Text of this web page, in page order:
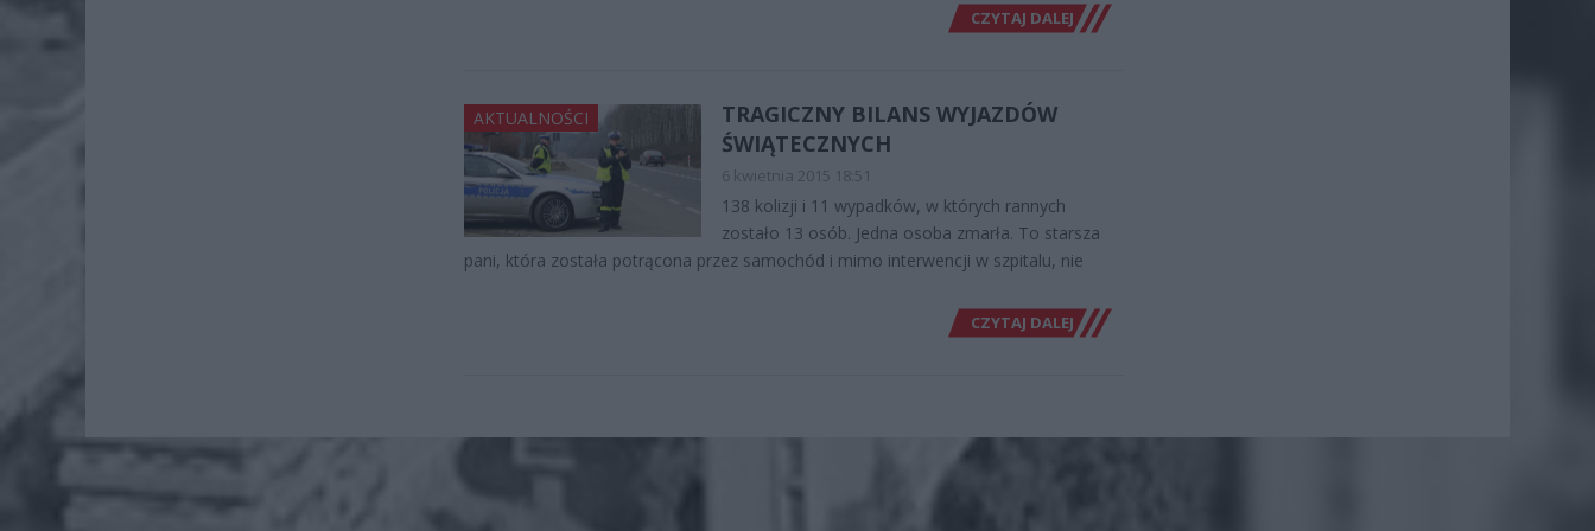
CZYTAJ DALEJ
AKTUALNOŚCI
TRAGICZNY BILANS WYJAZDÓW
ŚWIĄTECZNYCH
6 kwietnia 2015 18:51
138 kolizji i 11 wypadków, w których rannych
zostało 13 osób. Jedna osoba zmarła. To starsza
pani, która została potrącona przez samochód i mimo interwencji w szpitalu, nie
CZYTAJ DALEJ